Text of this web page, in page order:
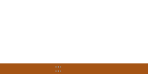
:::